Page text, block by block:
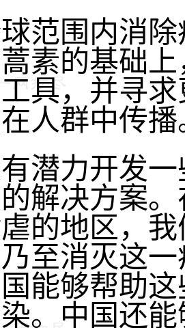
范围内消
素的基础
具，并寻
人群中传播
潜力开发
解决方案
的地区，
至消灭这
能够帮助
。中国还